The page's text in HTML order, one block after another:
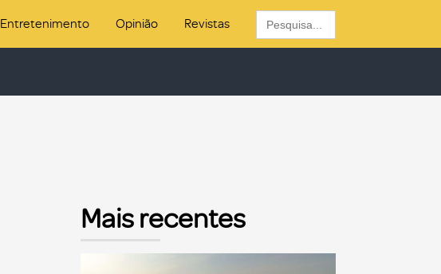
Entretenimento Opinião Revistas
Search
for:
Mais recentes